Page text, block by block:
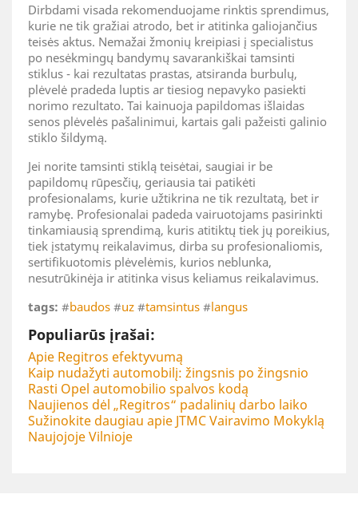
Dirbdami visada rekomenduojame rinktis sprendimus,
kurie ne tik gražiai atrodo, bet ir atitinka galiojančius
teisės aktus. Nemažai žmonių kreipiasi į specialistus
po nesėkmingų bandymų savarankiškai tamsinti
stiklus - kai rezultatas prastas, atsiranda burbulų,
plėvelė pradeda luptis ar tiesiog nepavyko pasiekti
norimo rezultato. Tai kainuoja papildomas išlaidas
senos plėvelės pašalinimui, kartais gali pažeisti galinio
stiklo šildymą.
Jei norite tamsinti stiklą teisėtai, saugiai ir be
papildomų rūpesčių, geriausia tai patikėti
profesionalams, kurie užtikrina ne tik rezultatą, bet ir
ramybę. Profesionalai padeda vairuotojams pasirinkti
tinkamiausią sprendimą, kuris atitiktų tiek jų poreikius,
tiek įstatymų reikalavimus, dirba su profesionaliomis,
sertifikuotomis plėvelėmis, kurios neblunka,
nesutrūkinėja ir atitinka visus keliamus reikalavimus.
tags: #baudos #uz #tamsintus #langus
Populiarūs įrašai:
Apie Regitros efektyvumą
Kaip nudažyti automobilį: žingsnis po žingsnio
Rasti Opel automobilio spalvos kodą
Naujienos dėl „Regitros“ padalinių darbo laiko
Sužinokite daugiau apie JTMC Vairavimo Mokyklą
Naujojoje Vilnioje